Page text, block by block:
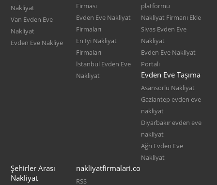
Nakliyat
Van Evden Eve
Nakliyat
Evden Eve Nakliye
Firması
Evden Eve Nakliyat
Firmaları
En İyi Nakliyat
Firmaları
İstanbul Evden Eve
Nakliyat
platformu
Nakliyat Firmanı Ekle
Sivas Evden Eve
Nakliyat
Evden Eve Nakliyat
Portalı
Evden Eve Taşıma
Asansörlü Nakliyat
Gaziantep evden eve
nakliyat
Diyarbakır evden eve
nakliyat
Ağrı Evden Eve
Nakliyat
Şehirler Arası
Nakliyat
nakliyatfirmalari.co
RSS